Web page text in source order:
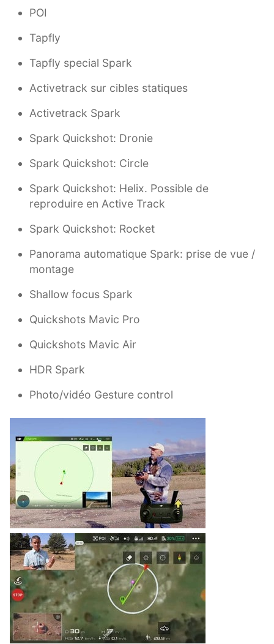
POI
Tapfly
Tapfly special Spark
Activetrack sur cibles statiques
Activetrack Spark
Spark Quickshot: Dronie
Spark Quickshot: Circle
Spark Quickshot: Helix. Possible de
reproduire en Active Track
Spark Quickshot: Rocket
Panorama automatique Spark: prise de vue /
montage
Shallow focus Spark
Quickshots Mavic Pro
Quickshots Mavic Air
HDR Spark
Photo/vidéo Gesture control